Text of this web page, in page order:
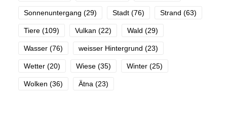
Sonnenuntergang (29) Stadt (76) Strand (63)
Tiere (109) Vulkan (22) Wald (29)
Wasser (76) weisser Hintergrund (23)
Wetter (20) Wiese (35) Winter (25)
Wolken (36) Ätna (23)